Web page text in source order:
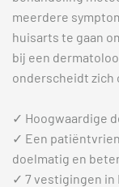
meerdere
huisarts te gaan
bij een
onderscheidt zich
✓ Hoogwaardige
✓ Een
doelmatig en
✓ 7 vestigingen in